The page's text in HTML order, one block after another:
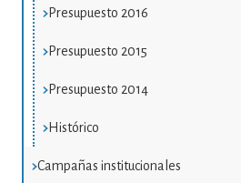
Presupuesto 2016
Presupuesto 2015
Presupuesto 2014
Histórico
Campañas institucionales